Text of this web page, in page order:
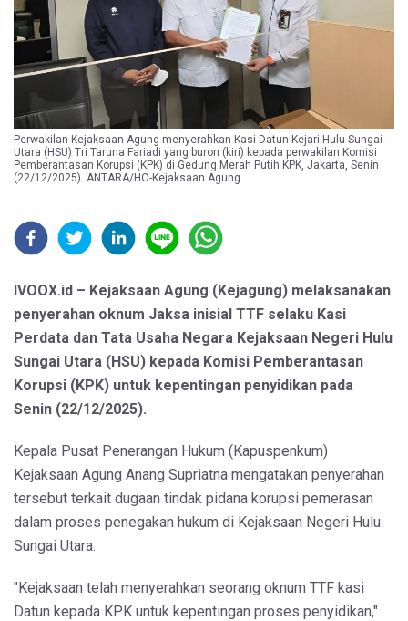
Perwakilan Kejaksaan Agung menyerahkan Kasi Datun Kejari Hulu Sungai
Utara (HSU) Tri Taruna Fariadi yang buron (kiri) kepada perwakilan Komisi
Pemberantasan Korupsi (KPK) di Gedung Merah Putih KPK, Jakarta, Senin
(22/12/2025). ANTARA/HO-Kejaksaan Agung
IVOOX.id – Kejaksaan Agung (Kejagung) melaksanakan
penyerahan oknum Jaksa inisial TTF selaku Kasi
Perdata dan Tata Usaha Negara Kejaksaan Negeri Hulu
Sungai Utara (HSU) kepada Komisi Pemberantasan
Korupsi (KPK) untuk kepentingan penyidikan pada
Senin (22/12/2025).
Kepala Pusat Penerangan Hukum (Kapuspenkum)
Kejaksaan Agung Anang Supriatna mengatakan penyerahan
tersebut terkait dugaan tindak pidana korupsi pemerasan
dalam proses penegakan hukum di Kejaksaan Negeri Hulu
Sungai Utara.
"Kejaksaan telah menyerahkan seorang oknum TTF kasi
Datun kepada KPK untuk kepentingan proses penyidikan,"